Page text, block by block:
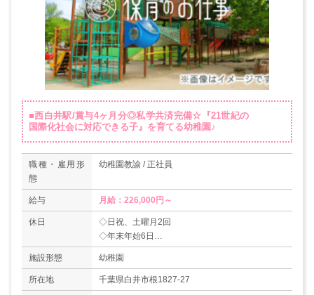
■西白井駅/賞与4ヶ月分◎私学共済完備☆『21世紀の
国際化社会に対応できる子』を育てる幼稚園♪
職種・雇用形
態
幼稚園教諭 / 正社員
給与 月給：226,000円～
休日
◇日祝、土曜月2回
◇年末年始6日
◇年次有給休暇
施設形態 幼稚園
所在地 千葉県白井市根1827-27